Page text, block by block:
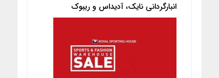
انبارگردانی نایک، آدیداس و ریبوک